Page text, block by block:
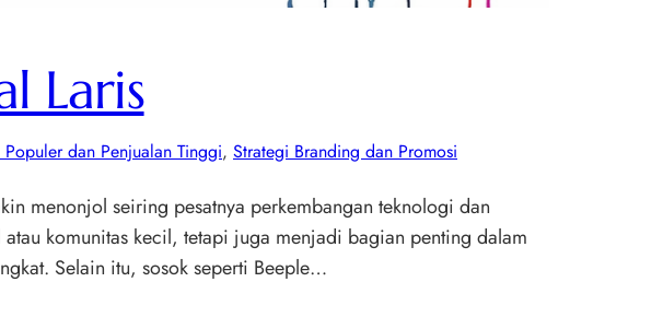
Laris
Populer dan Penjualan Tinggi, Strategi Branding dan Promosi
menonjol seiring pesatnya perkembangan teknologi dan
komunitas kecil, tetapi juga menjadi bagian penting dalam
Selain itu, sosok seperti Beeple…